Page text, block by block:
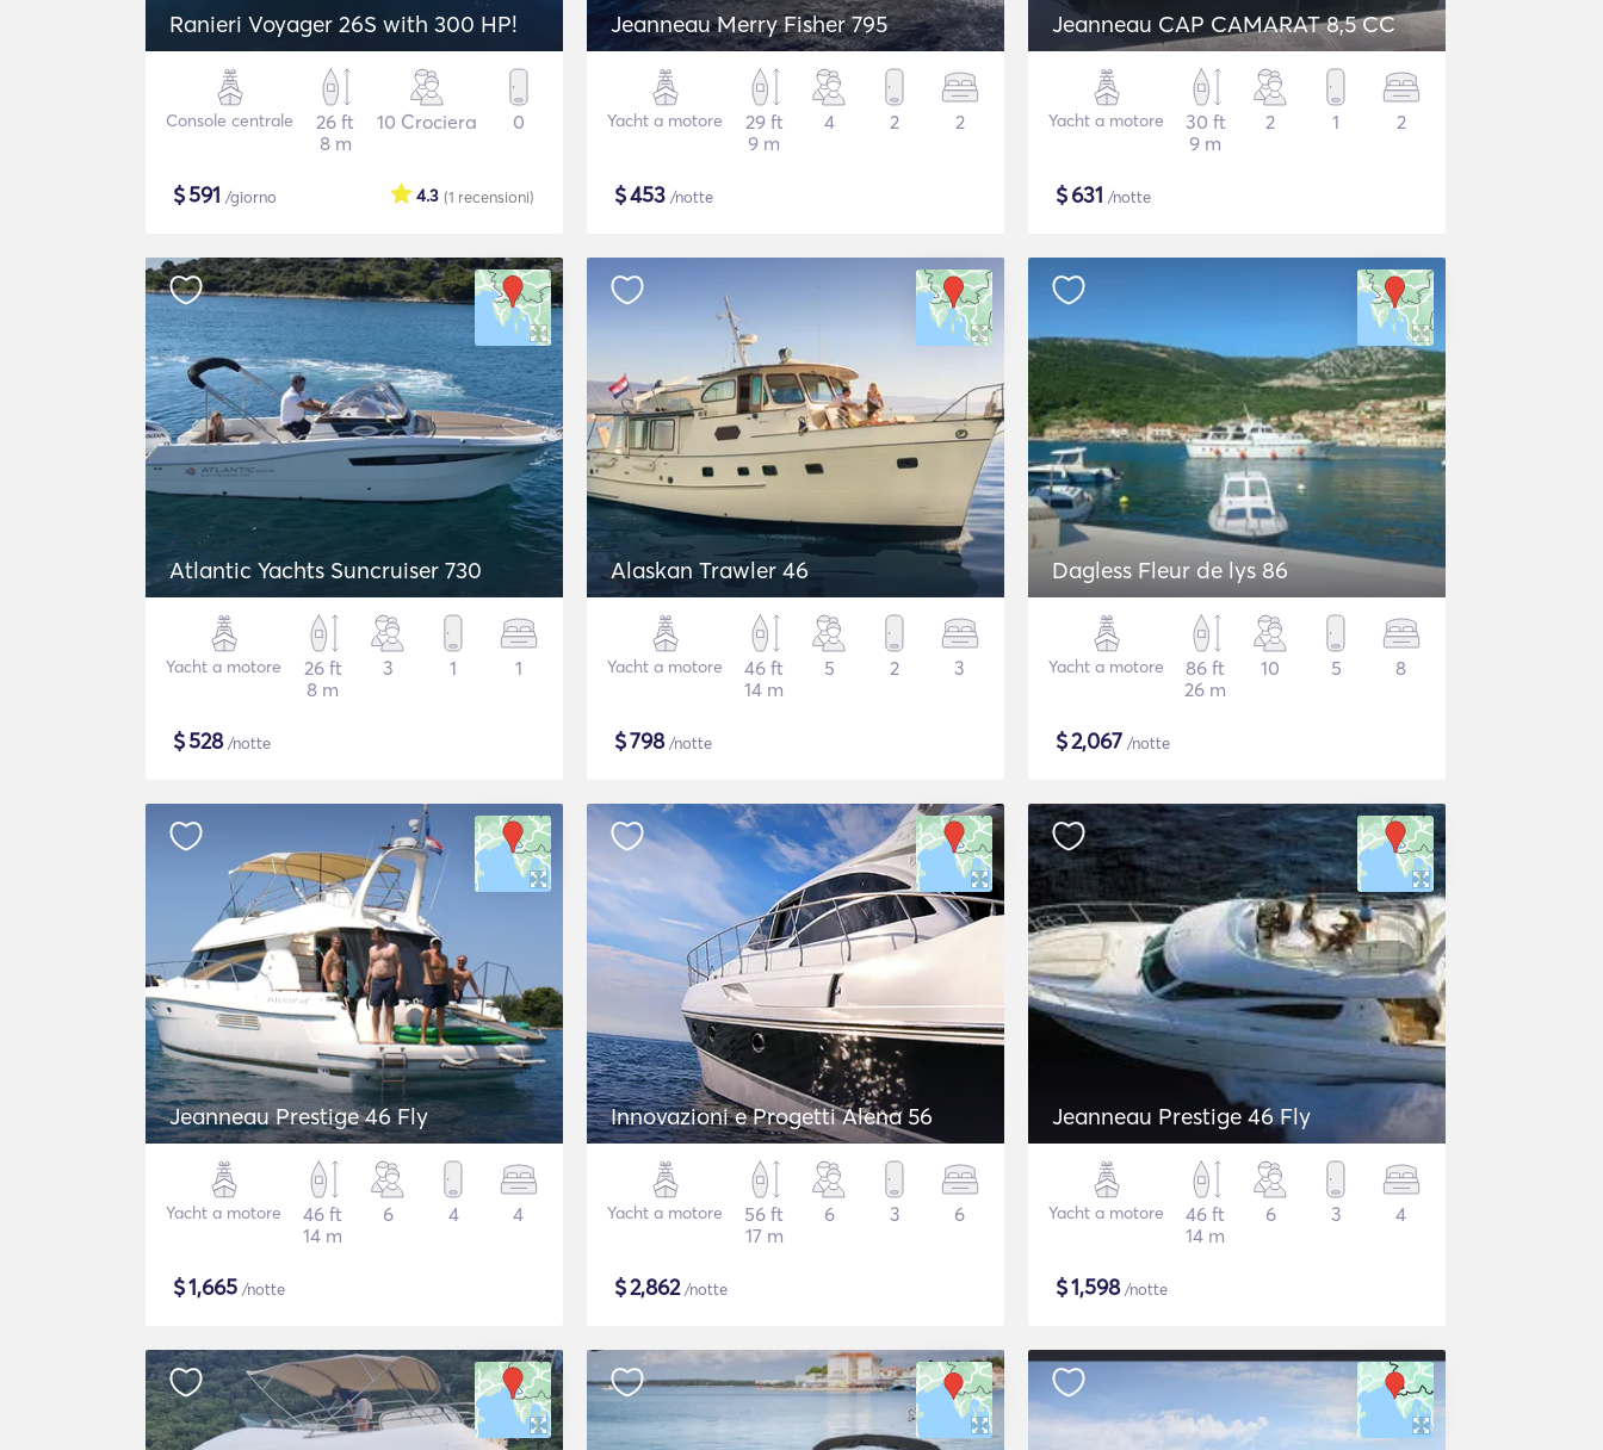
Ranieri Voyager 26S with 300 HP!
Console centrale
26 ft
8 m
10 Crociera 0
$591 /giorno (1 recensioni)
4.3
Jeanneau Merry Fisher 795
Yacht a motore
29 ft
9 m
4 2 2
$453 /notte
Jeanneau CAP CAMARAT 8,5 CC
Yacht a motore
30 ft
9 m
2 1 2
$631 /notte
Atlantic Yachts Suncruiser 730
Yacht a motore
26 ft
8 m
3 1 1
$528/notte
Alaskan Trawler 46
Yacht a motore
46 ft
14 m
5 2 3
$798/notte
Dagless Fleur de lys 86
Yacht a motore
86 ft
26 m
10 5 8
$2,067 /notte
Jeanneau Prestige 46 Fly
Yacht a motore
46 ft
14 m
6 4 4
$1,665 /notte
Innovazioni e Progetti Alena 56
Yacht a motore
56 ft
17 m
6 3 6
$2,862/notte
Jeanneau Prestige 46 Fly
Yacht a motore
46 ft
14 m
6 3 4
$1,598/notte